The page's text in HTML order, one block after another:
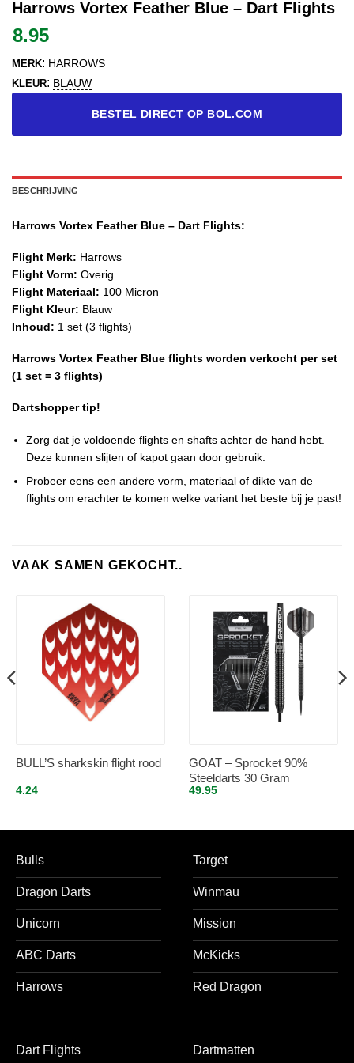
Harrows Vortex Feather Blue – Dart Flights
8.95
MERK: HARROWS
KLEUR: BLAUW
BESTEL DIRECT OP BOL.COM
BESCHRIJVING
Harrows Vortex Feather Blue – Dart Flights:
Flight Merk: Harrows
Flight Vorm: Overig
Flight Materiaal: 100 Micron
Flight Kleur: Blauw
Inhoud: 1 set (3 flights)
Harrows Vortex Feather Blue flights worden verkocht per set
(1 set = 3 flights)
Dartshopper tip!
Zorg dat je voldoende flights en shafts achter de hand hebt.
Deze kunnen slijten of kapot gaan door gebruik.
Probeer eens een andere vorm, materiaal of dikte van de
flights om erachter te komen welke variant het beste bij je past!
VAAK SAMEN GEKOCHT..
BULL’S sharkskin flight rood
4.24
GOAT – Sprocket 90%
Steeldarts 30 Gram
49.95
Bulls
Dragon Darts
Unicorn
ABC Darts
Harrows
Target
Winmau
Mission
McKicks
Red Dragon
Dart Flights Dartmatten